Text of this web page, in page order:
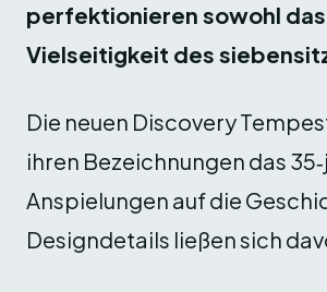
perfektionieren sowohl
Vielseitigkeit des
Die neuen Discovery
ihren Bezeichnungen das
Anspielungen auf die
Designdetails ließen sich